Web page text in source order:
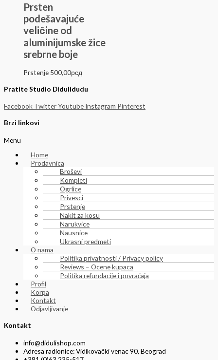
Prsten
podešavajuće
veličine od
aluminijumske žice
srebrne boje
Prstenje 500,00рсд
Pratite Studio Didulidudu
Facebook TwitterYoutube Instagram Pinterest
Brzi linkovi
Menu
Home
Prodavnica
Broševi
Kompleti
Ogrlice
Privesci
Prstenje
Nakit za kosu
Narukvice
Nausnice
Ukrasni predmeti
O nama
Politika privatnosti / Privacy policy
Reviews – Ocene kupaca
Politika refundacije i povraćaja
Profil
Korpa
Kontakt
Odjavljivanje
Kontakt
info@didulishop.com
Adresa radionice: Vidikovački venac 90, Beograd